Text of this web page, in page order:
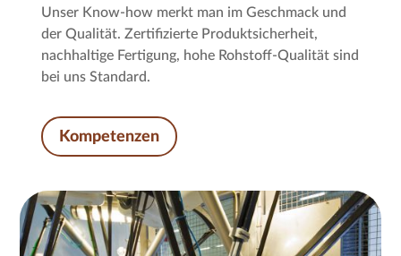
Unser Know-how merkt man im Geschmack und
der Qualität. Zertifizierte Produktsicherheit,
nachhaltige Fertigung, hohe Rohstoff-Qualität sind
bei uns Standard.
Kompetenzen